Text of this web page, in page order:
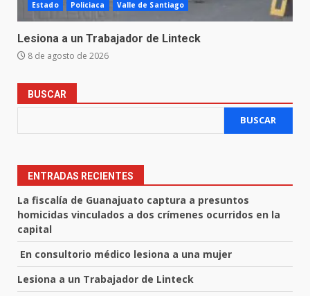
Estado Policiaca Valle de Santiago
Lesiona a un Trabajador de Linteck
8 de agosto de 2026
BUSCAR
BUSCAR
ENTRADAS RECIENTES
La fiscalía de Guanajuato captura a presuntos
homicidas vinculados a dos crímenes ocurridos en la
capital
En consultorio médico lesiona a una mujer
Lesiona a un Trabajador de Linteck